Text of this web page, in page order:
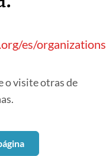
es/
o visite otras de